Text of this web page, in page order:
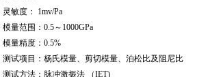
灵敏度： 1mv/Pa
模量范围：0.5～1000GPa
模量精度：0.5%
测试项目：杨氏模量、剪切模量、泊松比及阻尼比
测试方法：脉冲激振法 （IET)